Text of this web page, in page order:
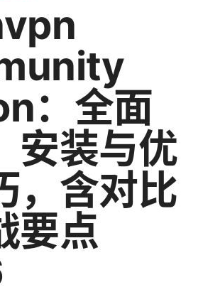
：全面
安装与优
，含对比
要点